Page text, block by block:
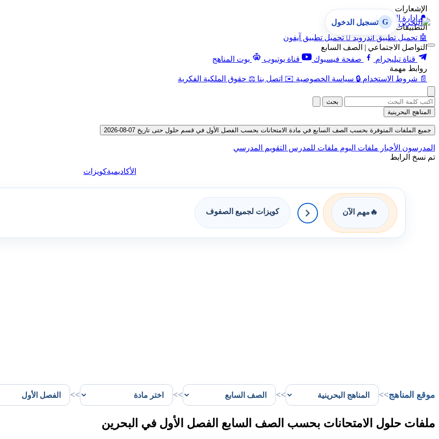
الإشعارات
🔔 إدارة الإشعارات
التطبيقات
🤖 تحميل تطبيق أندرويد  تحميل تطبيق آيفون
التواصل الاجتماعي | الصف السابع
قناة تيليجرام
صفحة فيسبوك قناة يوتيوب
بوت المناهج
روابط مهمة
📄 شروط الاستخدام 🔒 سياسة الخصوصية ✉️ اتصل بنا ⚖️ حقوق الملكية الفكرية
G تسجيل الدخول
بحث
المناهج البحرينية
جميع الملفات المتوفرة بحسب الصف السابع في مادة الامتحانات بحسب الفصل الأول في قسم حلول حتى تاريخ 07-08-2026
المدرسون الأخبار ملفات اليوم ملفات للمدرس التقويم المدرسي
تم نسخ الرابط
الأكاديميةكويزات
🔥 مهم الآن كويزات لجميع الصفوف
موقع المناهج>>
>>
>>
>>
ملفات حلول الامتحانات بحسب الصف السابع الفصل الأول في البحرين